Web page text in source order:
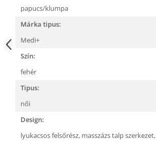
papucs/klumpa
Márka tipus:
Medi+
Szín:
fehér
Tipus:
női
Design:
lyukacsos felsőrész, masszázs talp szerkezet,